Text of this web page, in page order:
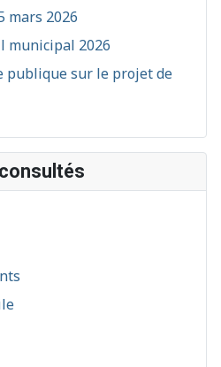
mars 2026
municipal 2026
publique sur le projet de